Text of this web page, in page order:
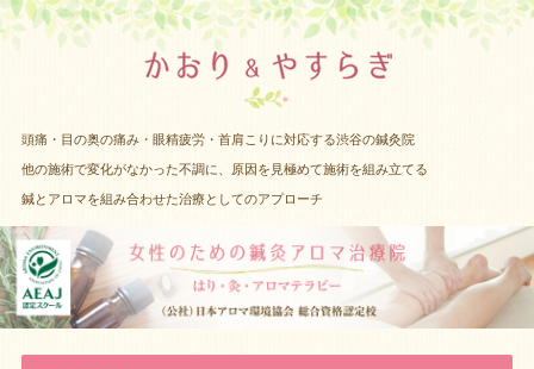
渋谷 女
頭痛・目の奥の痛み・眼精疲労・首肩こりに対応する渋谷の鍼灸院
他の施術で変化がなかった不調に、原因を見極めて施術を組み立てる
鍼とアロマを組み合わせた治療としてのアプローチ